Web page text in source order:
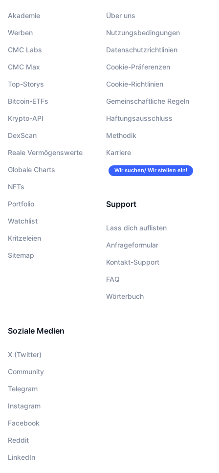
Akademie
Werben
CMC Labs
CMC Max
Top-Storys
Bitcoin-ETFs
Krypto-API
DexScan
Reale Vermögenswerte
Globale Charts
NFTs
Portfolio
Watchlist
Kritzeleien
Sitemap
Über uns
Nutzungsbedingungen
Datenschutzrichtlinien
Cookie-Präferenzen
Cookie-Richtlinien
Gemeinschaftliche Regeln
Haftungsausschluss
Methodik
Karriere
Wir suchen/ Wir stellen ein!
Support
Lass dich auflisten
Anfrageformular
Kontakt-Support
FAQ
Wörterbuch
Soziale Medien
X (Twitter)
Community
Telegram
Instagram
Facebook
Reddit
LinkedIn